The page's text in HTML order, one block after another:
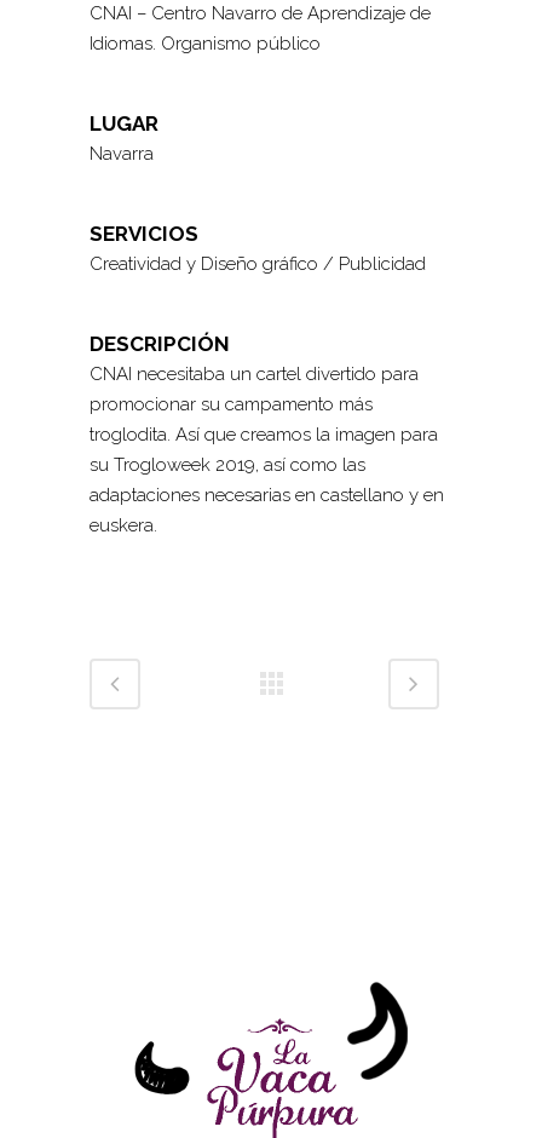
CNAI – Centro Navarro de Aprendizaje de
Idiomas. Organismo público
LUGAR
Navarra
SERVICIOS
Creatividad y Diseño gráfico / Publicidad
DESCRIPCIÓN
CNAI necesitaba un cartel divertido para
promocionar su campamento más
troglodita. Así que creamos la imagen para
su Trogloweek 2019, así como las
adaptaciones necesarias en castellano y en
euskera.